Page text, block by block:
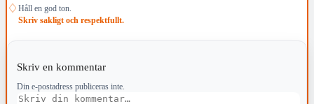
♢ Håll en god ton.
Skriv sakligt och respektfullt.
Skriv en kommentar
Din e-postadress publiceras inte.
Kommentar